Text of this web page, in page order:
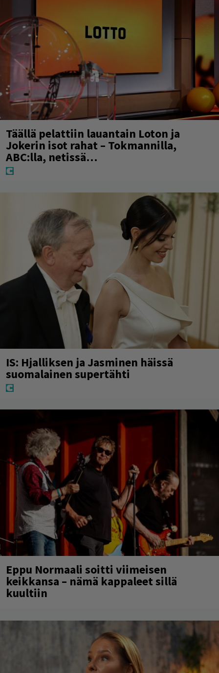
Täällä pelattiin lauantain Loton ja
Jokerin isot rahat – Tokmannilla,
ABC:lla, netissä…
IS: Hjalliksen ja Jasminen häissä
suomalainen supertähti
Eppu Normaali soitti viimeisen
keikkansa – nämä kappaleet sillä